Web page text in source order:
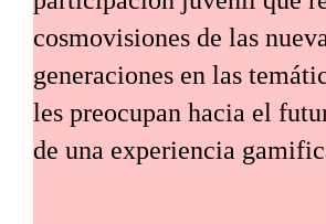
cosmovisiones de las
generaciones en las
les preocupan hacia el
de una experiencia